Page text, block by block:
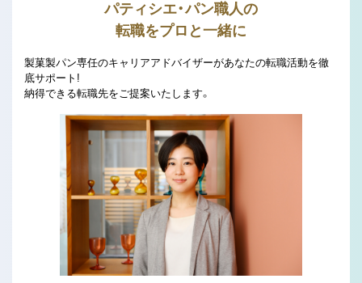
パティシエ・パン職人の
転職をプロと一緒に
製菓製パン専任のキャリアアドバイザーがあなたの転職活動を徹
底サポート!
納得できる転職先をご提案いたします。